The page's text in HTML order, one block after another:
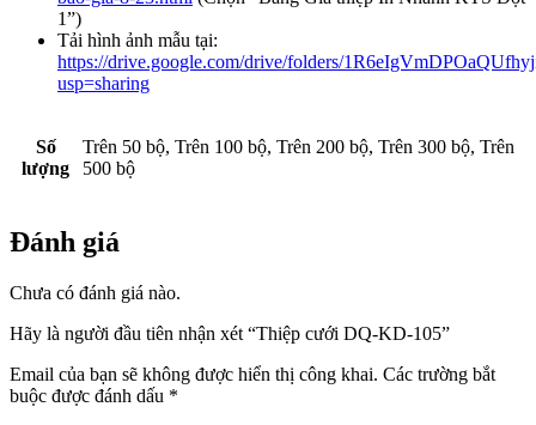
1”)
Tải hình ảnh mẫu tại:
https://drive.google.com/drive/folders/
usp=sharing
Số
lượng
Trên 50 bộ, Trên 100 bộ, Trên 200 bộ, Trên 300 bộ, Trên
500 bộ
Đánh giá
Chưa có đánh giá nào.
Hãy là người đầu tiên nhận xét “Thiệp cưới DQ-KD-105”
Email của bạn sẽ không được hiển thị công khai. Các trường bắt
buộc được đánh dấu *